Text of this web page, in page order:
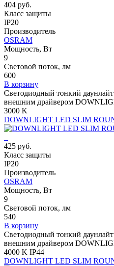
404 руб.
Класс защиты
IP20
Производитель
OSRAM
Мощность, Вт
9
Световой поток, лм
600
В корзину
Светодиодный тонкий
внешним драйвером
3000 K
DOWNLIGHT LED SLIM
425 руб.
Класс защиты
IP20
Производитель
OSRAM
Мощность, Вт
9
Световой поток, лм
540
В корзину
Светодиодный тонкий
внешним драйвером
4000 K IP44
DOWNLIGHT LED SLIM